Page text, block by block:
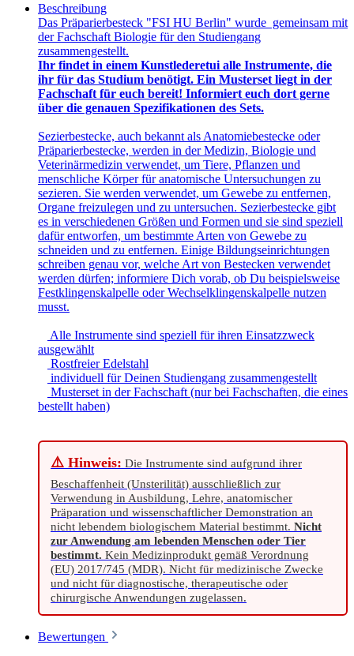
Beschreibung
Das Präparierbesteck "FSI HU Berlin" wurde gemeinsam mit
der Fachschaft Biologie für den Studiengang
zusammengestellt.
Ihr findet in einem Kunstlederetui alle Instrumente, die
ihr für das Studium benötigt. Ein Musterset liegt in der
Fachschaft für euch bereit! Informiert euch dort gerne
über die genauen Spezifikationen des Sets.
Sezierbestecke, auch bekannt als Anatomiebestecke oder
Präparierbestecke, werden in der Medizin, Biologie und
Veterinärmedizin verwendet, um Tiere, Pflanzen und
menschliche Körper für anatomische Untersuchungen zu
sezieren. Sie werden verwendet, um Gewebe zu entfernen,
Organe freizulegen und zu untersuchen. Sezierbestecke gibt
es in verschiedenen Größen und Formen und sie sind speziell
dafür entworfen, um bestimmte Arten von Gewebe zu
schneiden und zu entfernen. Einige Bildungseinrichtungen
schreiben genau vor, welche Art von Bestecken verwendet
werden dürfen; informiere Dich vorab, ob Du beispielsweise
Festklingenskalpelle oder Wechselklingenskalpelle nutzen
musst.
Alle Instrumente sind speziell für ihren Einsatzzweck
ausgewählt
Rostfreier Edelstahl
individuell für Deinen Studiengang zusammengestellt
Musterset in der Fachschaft (nur bei Fachschaften, die eines
bestellt haben)
⚠️ Hinweis: Die Instrumente sind aufgrund ihrer
Beschaffenheit (Unsterilität) ausschließlich zur
Verwendung in Ausbildung, Lehre, anatomischer
Präparation und wissenschaftlicher Demonstration an
nicht lebendem biologischem Material bestimmt. Nicht
zur Anwendung am lebenden Menschen oder Tier
bestimmt. Kein Medizinprodukt gemäß Verordnung
(EU) 2017/745 (MDR). Nicht für medizinische Zwecke
und nicht für diagnostische, therapeutische oder
chirurgische Anwendungen zugelassen.
Bewertungen